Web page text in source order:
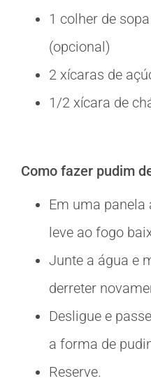
1 colher de
(opcional)
2 xícaras de
1/2 xícara de
Como fazer pudim
Em uma panela
leve ao fogo
Junte a água e
derreter
Desligue e
a forma de
Reserve.